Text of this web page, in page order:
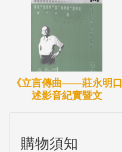
《立言傳曲——莊永明口
述影音紀實暨文
購物須知